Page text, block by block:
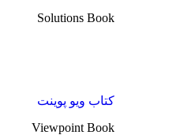
Solutions Book
کتاب ویو پوینت
Viewpoint Book